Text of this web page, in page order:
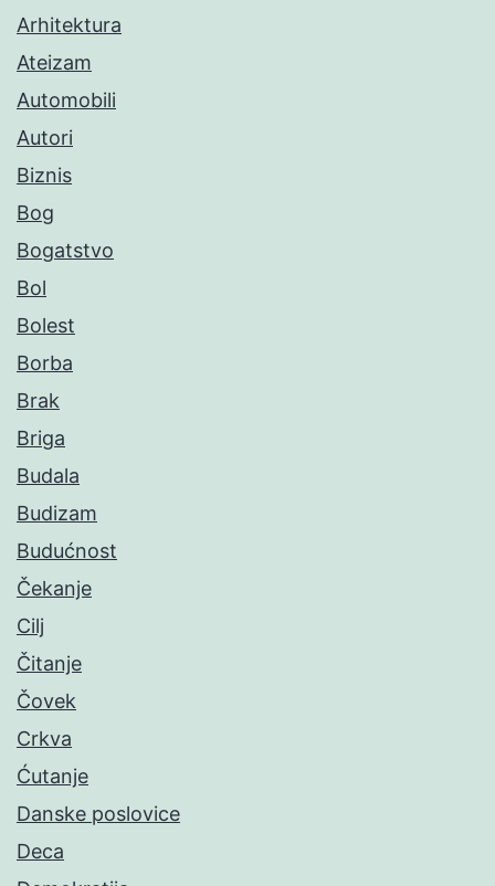
Arhitektura
Ateizam
Automobili
Autori
Biznis
Bog
Bogatstvo
Bol
Bolest
Borba
Brak
Briga
Budala
Budizam
Budućnost
Čekanje
Cilj
Čitanje
Čovek
Crkva
Ćutanje
Danske poslovice
Deca